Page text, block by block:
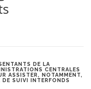
DE LA
CENTRALES
ASSISTER, NOTAMMENT,
SUIVI INTERFONDS